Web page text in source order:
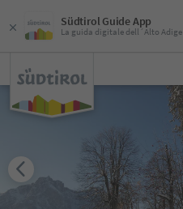
Südtirol Guide App
La guida digitale dell´Alto Adige